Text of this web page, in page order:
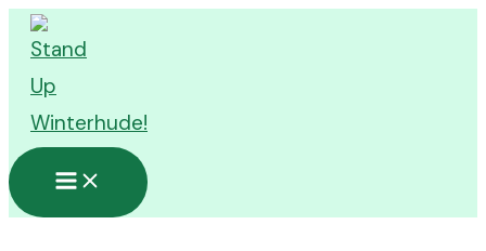
Zum
Inhalt
springen
Main
Menu